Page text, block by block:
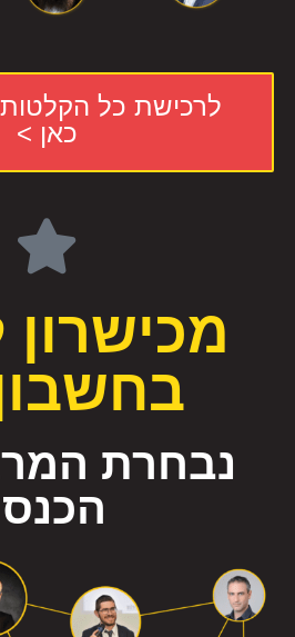
לרכישת כל
כאן >
בחשבון
נבחרת